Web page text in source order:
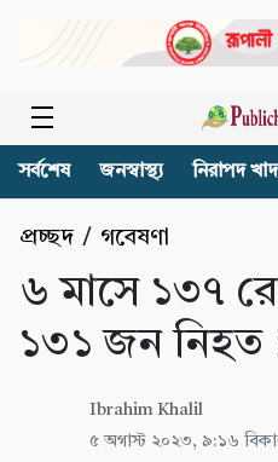
সর্বশেষ জনস্বাস্থ্য নিরাপদ
প্রচ্ছদ / গবেষণা
৬ মাসে ১৩৭
১৩১ জন
Ibrahim Khalil
৫ অগাস্ট ২০২৩, ৯:১৬